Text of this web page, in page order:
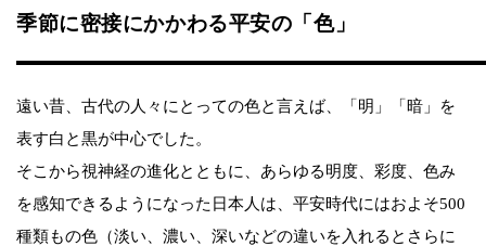
季節に密接にかかわる平安の「色」
遠い昔、古代の人々にとっての色と言えば、「明」「暗」を
表す白と黒が中心でした。
そこから視神経の進化とともに、あらゆる明度、彩度、色み
を感知できるようになった日本人は、平安時代にはおよそ500
種類もの色（淡い、濃い、深いなどの違いを入れるとさらに